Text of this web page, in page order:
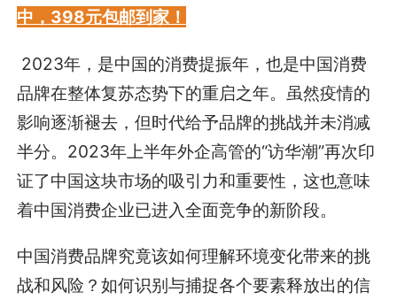
中，398元包邮到家！
2023年，是中国的消费提振年，也是中国消费
品牌在整体复苏态势下的重启之年。虽然疫情的
影响逐渐褪去，但时代给予品牌的挑战并未消减
半分。2023年上半年外企高管的“访华潮”再次印
证了中国这块市场的吸引力和重要性，这也意味
着中国消费企业已进入全面竞争的新阶段。
中国消费品牌究竟该如何理解环境变化带来的挑
战和风险？如何识别与捕捉各个要素释放出的信